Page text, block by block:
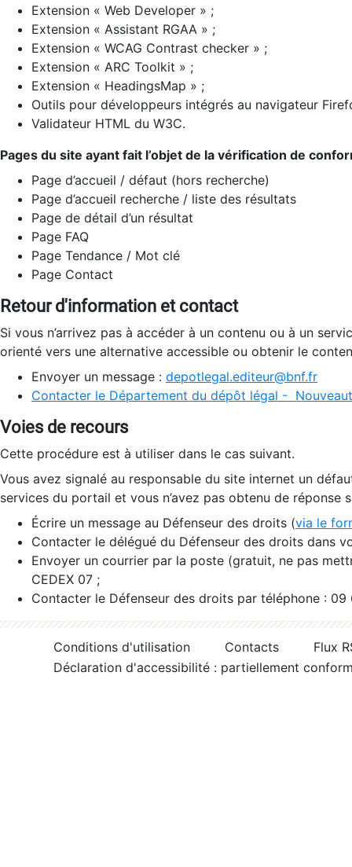
Extension « Web Developer » ;
Extension « Assistant RGAA » ;
Extension « WCAG Contrast checker » ;
Extension « ARC Toolkit » ;
Extension « HeadingsMap » ;
Outils pour développeurs intégrés au navigateur
Validateur HTML du W3C.
Pages du site ayant fait l’objet de la vérification de
Page d’accueil / défaut (hors recherche)
Page d’accueil recherche / liste des résultats
Page de détail d’un résultat
Page FAQ
Page Tendance / Mot clé
Page Contact
Retour d'information et contact
Si vous n’arrivez pas à accéder à un contenu ou à un
orienté vers une alternative accessible ou obtenir le
Envoyer un message : depotlegal.editeur@bnf.fr
Contacter le Département du dépôt légal -
Voies de recours
Cette procédure est à utiliser dans le cas suivant.
Vous avez signalé au responsable du site internet un
services du portail et vous n’avez pas obtenu de réponse
Écrire un message au Défenseur des droits (via le
Contacter le délégué du Défenseur des droits dans
Envoyer un courrier par la poste (gratuit, ne pas
CEDEX 07 ;
Contacter le Défenseur des droits par téléphone :
Conditions d'utilisation Contacts
Flux
Déclaration d'accessibilité : partiellement